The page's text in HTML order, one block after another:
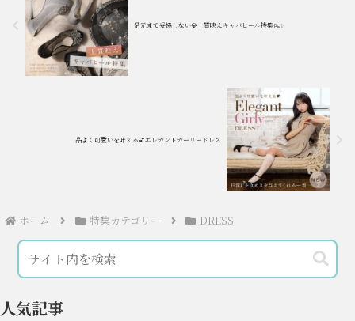
足元まで妥協しない💎上質映えキャバヒール特集👠✨
品よく可愛いを叶える💕エレガントガーリードレス
ホーム 特集カテゴリー DRESS
人気記事